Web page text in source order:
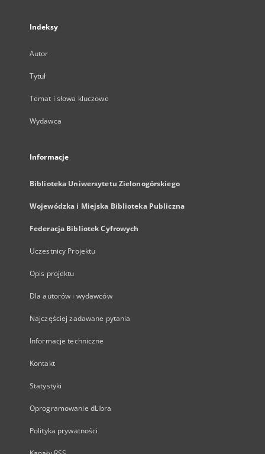
Indeksy
Autor
Tytuł
Temat i słowa kluczowe
Wydawca
Informacje
Biblioteka Uniwersytetu Zielonogórskiego
Wojewódzka i Miejska Biblioteka Publiczna
Federacja Bibliotek Cyfrowych
Uczestnicy Projektu
Opis projektu
Dla autorów i wydawców
Najczęściej zadawane pytania
Informacje techniczne
Kontakt
Statystyki
Oprogramowanie dLibra
Polityka prywatności